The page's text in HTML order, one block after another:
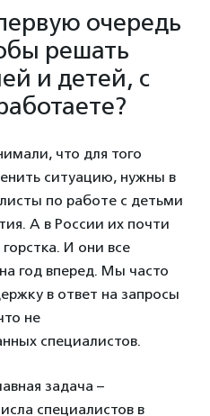
очередь
решать
и детей, с
что для того
ситуацию, нужны в
по работе с детьми
А в России их почти
И они все
год вперед. Мы часто
в ответ на запросы
не
специалистов.
задача –
специалистов в